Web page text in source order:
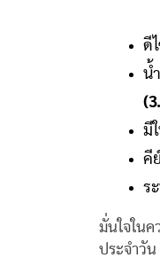
ดี
น้
(
มี
คี
ร
มั่นใจใน
ประจำวัน